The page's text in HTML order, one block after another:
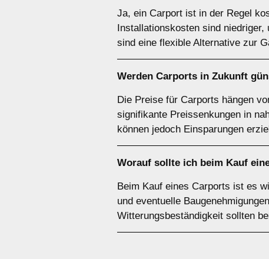
Ja, ein Carport ist in der Regel
Installationskosten sind
sind eine flexible Alternative zur
Werden Carports in Zukunft
Die Preise für Carports hängen
signifikante Preissenkungen in
können jedoch Einsparungen
Worauf sollte ich beim Kauf
Beim Kauf eines Carports ist es
und eventuelle
Witterungsbeständigkeit sollten